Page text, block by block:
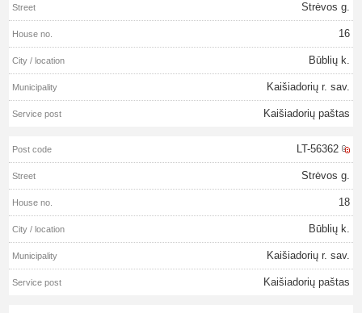
Strėvos g.
16
Būblių k.
Kaišiadorių r. sav.
Kaišiadorių paštas
LT-56362
Strėvos g.
18
Būblių k.
Kaišiadorių r. sav.
Kaišiadorių paštas